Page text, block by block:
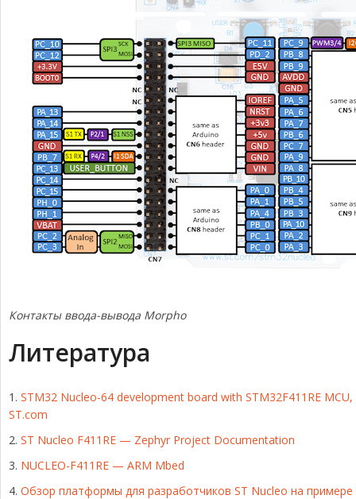
Контакты ввода-вывода Morpho
Литература
STM32 Nucleo-64 development board with STM32F411RE
ST.com
ST Nucleo F411RE — Zephyr Project Documentation
NUCLEO-F411RE — ARM Mbed
Обзор платформы для разработчиков ST Nucleo на